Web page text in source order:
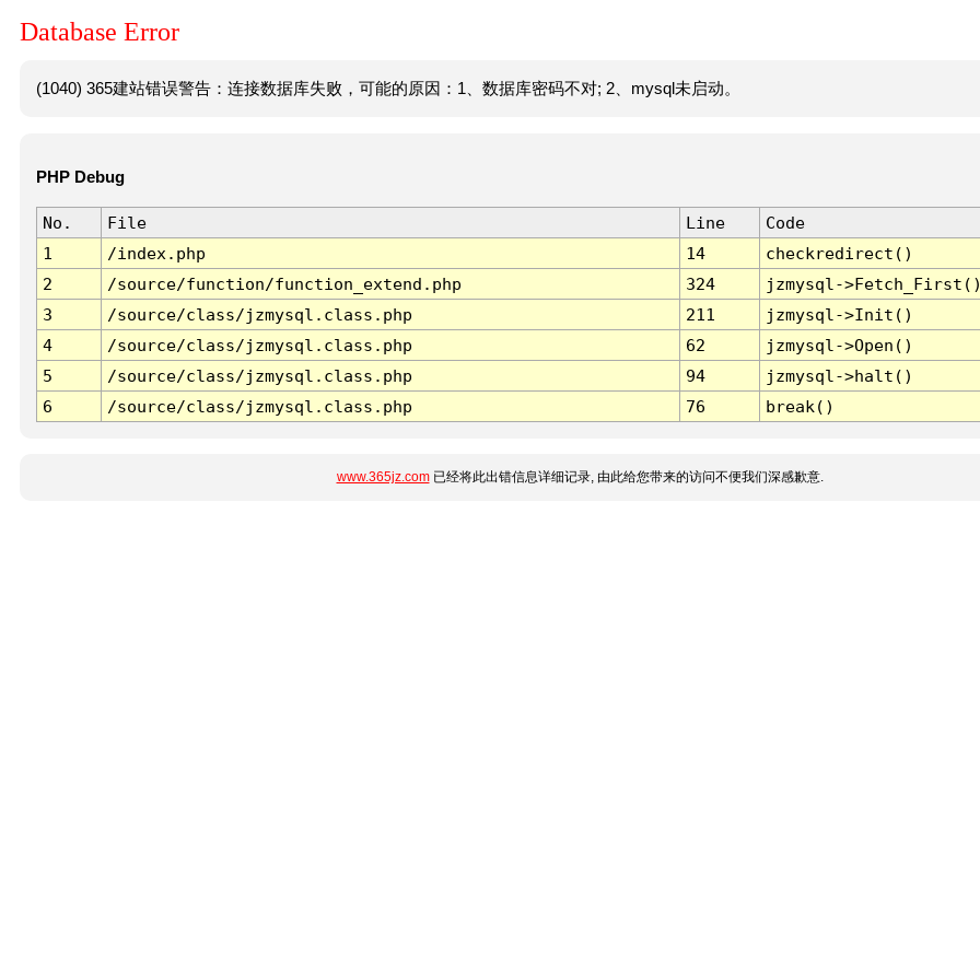
Database Error
(1040) 365建站错误警告：连接数据库失败，可能的原因：1、数据库密码不对; 2、mysql未启动。
PHP Debug
No. File Line
Code
1
/index.php 14
checkredirect()
2
/source/function/function_extend.php 324
jzmysql-
3
/source/class/jzmysql.class.php 211
jzmysql->Init()
4
/source/class/jzmysql.class.php 62
jzmysql->Open()
5
/source/class/jzmysql.class.php 94
jzmysql->halt()
6
/source/class/jzmysql.class.php 76 break()
www.365jz.com已经将此出错信息详细记录, 由此给您带来的访问不便我们深感歉意.